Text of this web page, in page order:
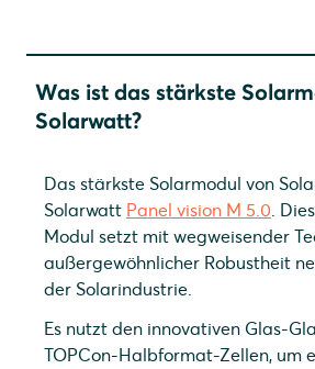
Was ist das stärkste
Solarwatt?
Das stärkste Solarmodul von
Solarwatt Panel vision M 5.0.
Modul setzt mit wegweisender
außergewöhnlicher Robustheit
der Solarindustrie.
Es nutzt den innovativen Glas-
TOPCon-Halbformat-Zellen, um